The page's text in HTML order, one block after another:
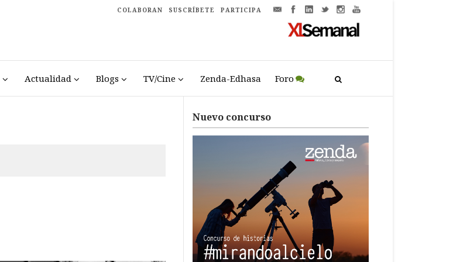
COLABORAN SUSCRÍBETE PARTICIPA
Actualidad Blogs TV/Cine Zenda-Edhasa Foro
Nuevo concurso